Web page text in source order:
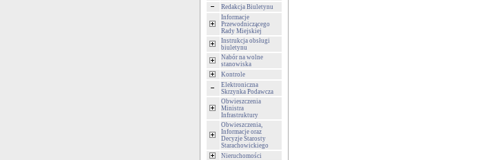
Redakcja Biuletynu
Informacje
Przewodniczącego
Rady Miejskiej
Instrukcja obsługi
biuletynu
Nabór na wolne
stanowiska
Kontrole
Elektroniczna
Skrzynka Podawcza
Obwieszczenia
Ministra
Infrastruktury
Obwieszczenia,
Informacje oraz
Decyzje Starosty
Starachowickiego
Nieruchomości